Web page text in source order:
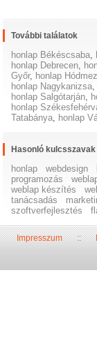
További találatok
honlap Békéscsaba,
honlap Debrecen,
Győr, honlap
honlap Nagykanizsa,
honlap Salgótarján,
honlap
Tatabánya, honlap
Hasonló kulcsszavak
honlap webdesign
programozás
weblap készítés
tanácsadás
szoftverfejlesztés
Impresszum::